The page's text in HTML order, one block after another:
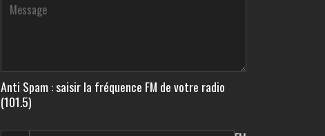
Anti Spam : saisir la fréquence FM de votre radio
(101.5)